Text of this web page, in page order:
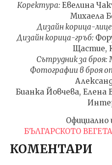
Коректура:Евелина
Михаела
Дизайн корица-
Дизайн корица-гръб:
Щастие,
Сътрудник за броя:
Фотографии в броя
Бианка Йовчева, Елена
Официално
БЪЛГАРСКОТО
КОМЕНТАРИ